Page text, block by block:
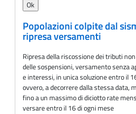
Popolazioni colpite dal
ripresa versamenti
Ripresa della riscossione dei tributi
delle sospensioni, versamento senza
e interessi, in unica soluzione entro il
ovvero, a decorrere dalla stessa data,
fino a un massimo di diciotto rate
versare entro il 16 di ogni mese